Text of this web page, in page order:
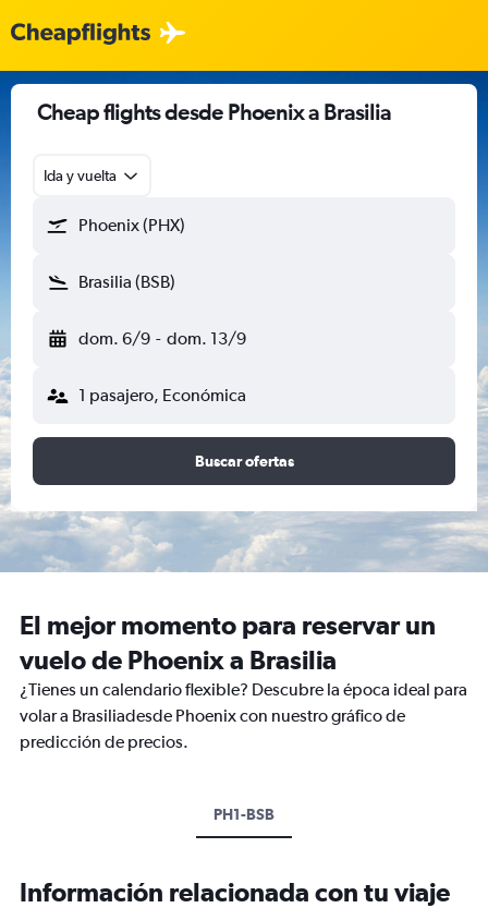
Cheap flights desde Phoenix a Brasilia
Ida y vuelta
Phoenix (PHX)
Brasilia (BSB)
dom. 6/9 - dom. 13/9
1 pasajero, Económica
Buscar ofertas
El mejor momento para reservar un
vuelo de Phoenix a Brasilia
¿Tienes un calendario flexible? Descubre la época ideal para
volar a Brasiliadesde Phoenix con nuestro gráfico de
predicción de precios.
PH1-BSB
Información relacionada con tu viaje